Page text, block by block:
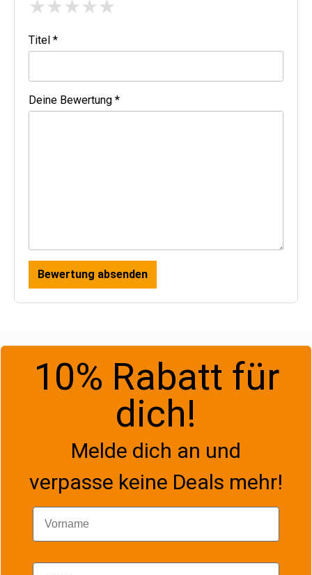
★★★★★
Titel *
Deine Bewertung *
Bewertung absenden
10% Rabatt für
dich!
Melde dich an und
verpasse keine Deals mehr!
Vorname
Email